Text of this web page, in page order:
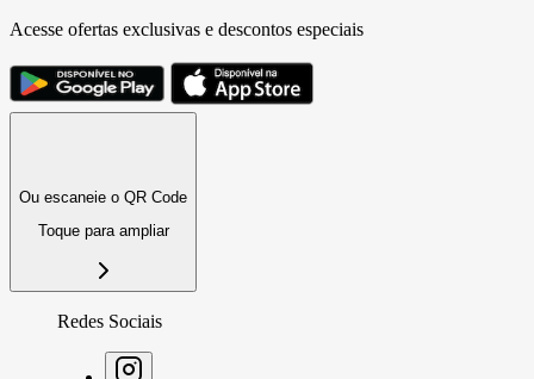
Acesse ofertas exclusivas e descontos especiais
Ou escaneie o QR Code
Toque para ampliar
Redes Sociais